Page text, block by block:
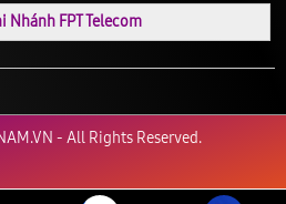
Nhánh FPT Telecom
- All Rights Reserved.